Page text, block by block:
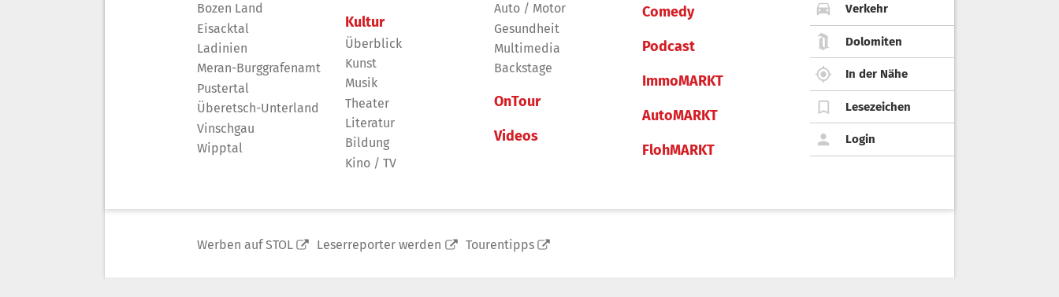
Bozen Land
Eisacktal
Ladinien
Meran-Burggrafenamt
Pustertal
Überetsch-Unterland
Vinschgau
Wipptal
Kultur
Überblick
Kunst
Musik
Theater
Literatur
Bildung
Kino / TV
Auto / Motor
Gesundheit
Multimedia
Backstage
OnTour
Videos
Comedy
Podcast
ImmoMARKT
AutoMARKT
FlohMARKT
Verkehr
Dolomiten
In der Nähe
Lesezeichen
Login
Werben auf STOL Leserreporter werden Tourentipps